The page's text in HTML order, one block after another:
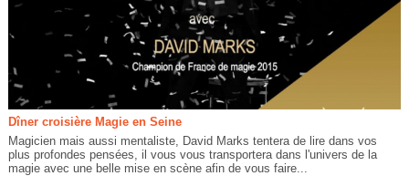
Dîner croisière Magie en Seine
Magicien mais aussi mentaliste, David Marks tentera de lire dans vos
plus profondes pensées, il vous vous transportera dans l'univers de la
magie avec une belle mise en scène afin de vous faire...